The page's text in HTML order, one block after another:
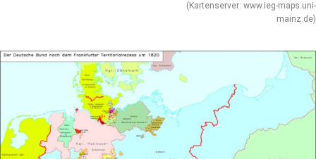
(Kartenserver: www.ieg-maps.uni-
mainz.de)